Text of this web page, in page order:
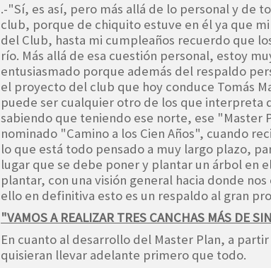
.-"Sí, es así, pero más allá de lo personal y de
club, porque de chiquito estuve en él ya que
del Club, hasta mi cumpleaños recuerdo que
río. Más allá de esa cuestión personal, estoy
entusiasmado porque además del respaldo
el proyecto del club que hoy conduce Tomás
puede ser cualquier otro de los que interpreta
sabiendo que teniendo ese norte, ese "Master
nominado "Camino a los Cien Años", cuando
lo que está todo pensado a muy largo plazo,
lugar que se debe poner y plantar un árbol en
plantar, con una visión general hacia donde
ello en definitiva esto es un respaldo al gran
"VAMOS A REALIZAR TRES CANCHAS MÁS DE
En cuanto al desarrollo del Master Plan, a
quisieran llevar adelante primero que todo.